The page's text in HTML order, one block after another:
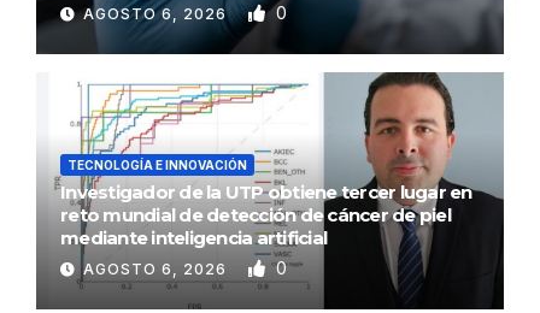
AGOSTO 6, 2026 0
TECNOLOGÍA E INNOVACIÓN
Investigador de la UTP obtiene tercer lugar en
reto mundial de detección de cáncer de piel
mediante inteligencia artificial
AGOSTO 6, 2026 0